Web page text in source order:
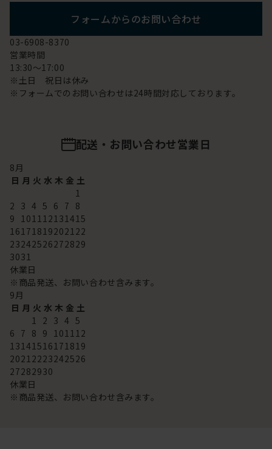
フォームからのお問い合わせ
03-6908-8370
営業時間
13:30～17:00
※土日 祝日は休み
※フォームでのお問い合わせは24時間対応しております。
配送・お問い合わせ営業日
8月
日 月 火 水 木 金 土
1
2 3 4 5 6 7 8
9 101112131415
16171819202122
23242526272829
3031
休業日
※商品発送、お問い合わせ含みます。
9月
日 月 火 水 木 金 土
1 2 3 4 5
6 7 8 9 101112
13141516171819
20212223242526
27282930
休業日
※商品発送、お問い合わせ含みます。